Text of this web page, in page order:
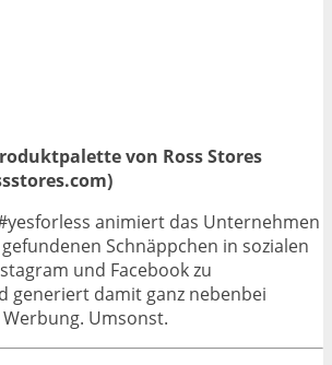
von Ross Stores
animiert das Unternehmen
Schnäppchen in sozialen
und Facebook zu
generiert damit ganz nebenbei
Umsonst.